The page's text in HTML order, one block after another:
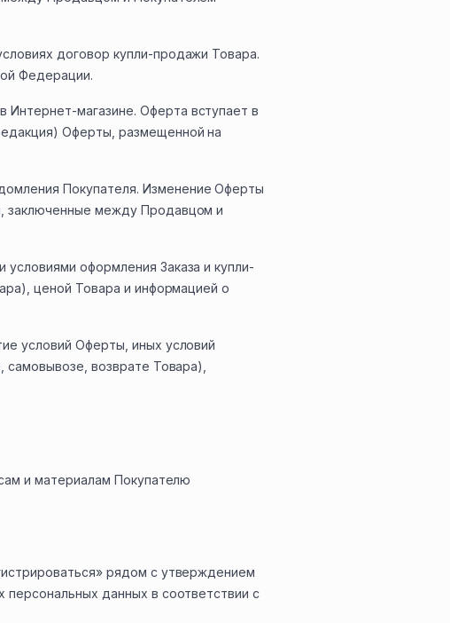
договор купли-продажи Товара.
Федерации.
магазине. Оферта вступает в
Оферты, размещенной на
Покупателя. Изменение Оферты
заключенные между Продавцом и
оформления Заказа и купли-
ценой Товара и информацией о
условий Оферты, иных условий
возврате Товара),
и материалам Покупателю
рядом с утверждением
данных в соответствии с